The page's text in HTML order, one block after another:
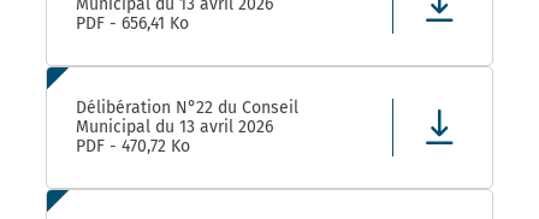
Municipal du 13 avril 2026
PDF - 656,41 Ko
Délibération N°22 du Conseil
Municipal du 13 avril 2026
PDF - 470,72 Ko